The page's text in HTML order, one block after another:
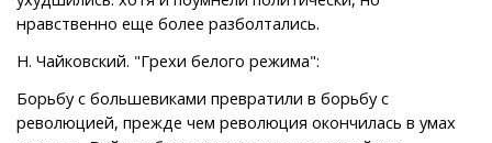
нравственно еще более разболтались.
Н. Чайковский. "Грехи белого режима":
Борьбу с большевиками превратили в борьбу с
революцией, прежде чем революция окончилась в умах